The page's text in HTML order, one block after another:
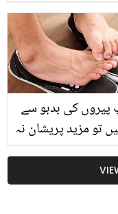
ماضی یاد کر کے
ہوگئیں
پیروں کی بدبو سے
تو مزید پریشان نہ
دیکھیں